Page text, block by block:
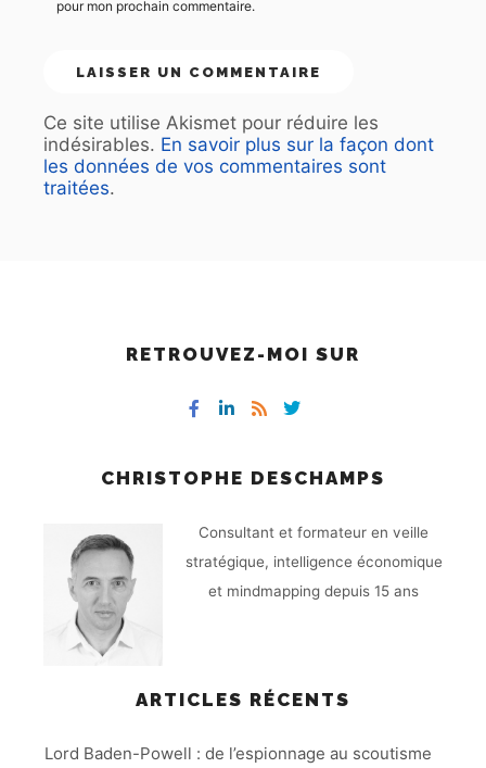
pour mon prochain commentaire.
Ce site utilise Akismet pour réduire les
indésirables. En savoir plus sur la façon dont
les données de vos commentaires sont
traitées.
RETROUVEZ-MOI SUR
CHRISTOPHE DESCHAMPS
Consultant et formateur en veille
stratégique, intelligence économique
et mindmapping depuis 15 ans
ARTICLES RÉCENTS
Lord Baden-Powell : de l’espionnage au scoutisme